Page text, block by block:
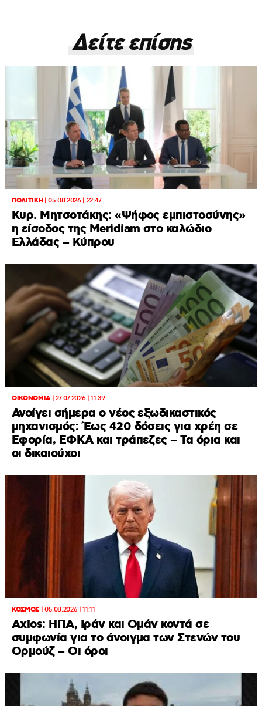
Δείτε επίσης
ΠΟΛΙΤΙΚΗ|05.08.2026 | 22:47
Κυρ. Μητσοτάκης: «Ψήφος εμπιστοσύνης»
η είσοδος της Meridiam στο καλώδιο
Ελλάδας – Κύπρου
ΟΙΚΟΝΟΜΙΑ| 27.07.2026 | 11:39
Ανοίγει σήμερα ο νέος εξωδικαστικός
μηχανισμός: Έως 420 δόσεις για χρέη σε
Εφορία, ΕΦΚΑ και τράπεζες – Τα όρια και
οι δικαιούχοι
ΚΟΣΜΟΣ| 05.08.2026 | 11:11
Axios: ΗΠΑ, Ιράν και Ομάν κοντά σε
συμφωνία για το άνοιγμα των Στενών του
Ορμούζ – Οι όροι